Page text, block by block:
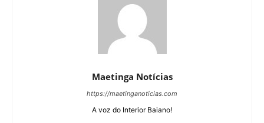
Maetinga Notícias
https://maetinganoticias.com
A voz do Interior Baiano!